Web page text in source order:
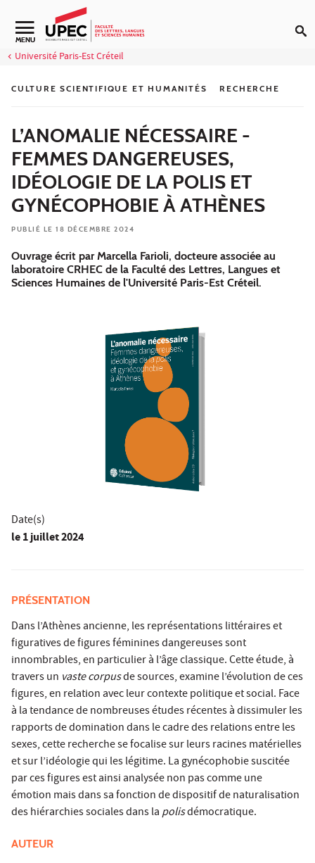
Aller au contenu
Navigation secondaire
MENU
Université Paris-Est Créteil
CULTURE SCIENTIFIQUE ET HUMANITÉS RECHERCHE
L’ANOMALIE NÉCESSAIRE -
FEMMES DANGEREUSES,
IDÉOLOGIE DE LA POLIS ET
GYNÉCOPHOBIE À ATHÈNES
PUBLIÉ LE 18 DÉCEMBRE 2024
Ouvrage écrit par Marcella Farioli, docteure associée au
laboratoire CRHEC de la Faculté des Lettres, Langues et
Sciences Humaines de l'Université Paris-Est Créteil.
Date(s)
le1 juillet 2024
PRÉSENTATION
Dans l’Athènes ancienne, les représentations littéraires et
figuratives de figures féminines dangereuses sont
innombrables, en particulier à l’âge classique. Cette étude, à
travers un vaste corpusde sources, examine l’évolution de ces
figures, en relation avec leur contexte politique et social. Face
à la tendance de nombreuses études récentes à dissimuler les
rapports de domination dans le cadre des relations entre les
sexes, cette recherche se focalise sur leurs racines matérielles
et sur l’idéologie qui les légitime. La gynécophobie suscitée
par ces figures est ainsi analysée non pas comme une
émotion mais dans sa fonction de dispositif de naturalisation
des hiérarchies sociales dans lapolisdémocratique.
AUTEUR